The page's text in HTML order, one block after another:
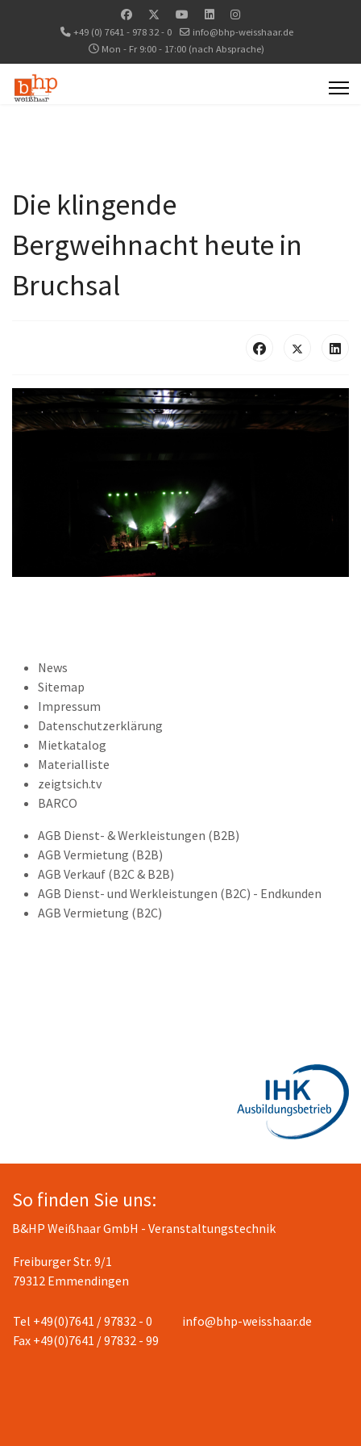
+49 (0) 7641 - 978 32 - 0
info@bhp-weisshaar.de
Mon - Fr 9:00 - 17:00 (nach Absprache)
Die klingende
Bergweihnacht heute in
Bruchsal
News
Sitemap
Impressum
Datenschutzerklärung
Mietkatalog
Materialliste
zeigtsich.tv
BARCO
AGB Dienst- & Werkleistungen (B2B)
AGB Vermietung (B2B)
AGB Verkauf (B2C & B2B)
AGB Dienst- und Werkleistungen (B2C) - Endkunden
AGB Vermietung (B2C)
So finden Sie uns:
B&HP Weißhaar GmbH - Veranstaltungstechnik
Freiburger Str. 9/1
79312 Emmendingen
Tel +49(0)7641 / 97832 - 0
Fax +49(0)7641 / 97832 - 99
info@bhp-weisshaar.de